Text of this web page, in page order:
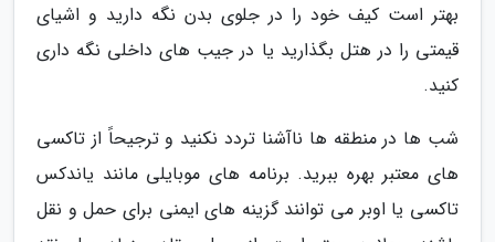
بهتر است کیف خود را در جلوی بدن نگه دارید و اشیای
قیمتی را در هتل بگذارید یا در جیب های داخلی نگه داری
کنید.
شب ها در منطقه ها ناآشنا تردد نکنید و ترجیحاً از تاکسی
های معتبر بهره ببرید. برنامه های موبایلی مانند یاندکس
تاکسی یا اوبر می توانند گزینه های ایمنی برای حمل و نقل